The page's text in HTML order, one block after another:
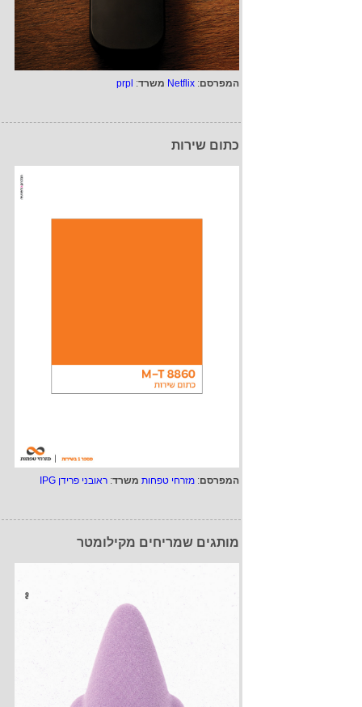
המפרסם:
Netflix משרד:
prpl
כתום שירות
המפרסם: מזרחי טפחות משרד: ראובני פרידן IPG
מותגים שמריחים מקילומטר